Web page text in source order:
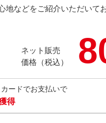
地などをご紹介いただいて
ネット販売
価格（税込）
ードでお支払いで
得